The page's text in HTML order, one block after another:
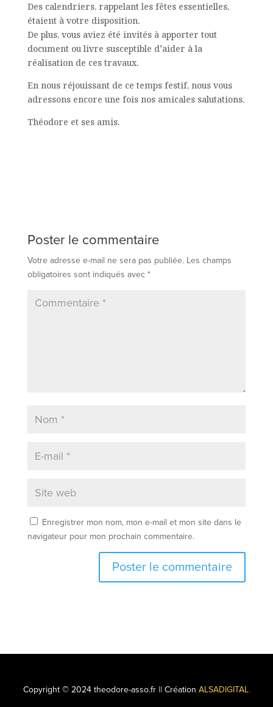
Des calendriers, rappelant les fêtes essentielles,
étaient à votre disposition.
De plus, vous aviez été invités à apporter tout
document ou livre susceptible d’aider à la
réalisation de ces travaux.
En nous réjouissant de ce temps festif, nous vous
adressons encore une fois nos amicales salutations.
Théodore et ses amis.
Poster le commentaire
Votre adresse e-mail ne sera pas publiée. Les champs
obligatoires sont indiqués avec *
Enregistrer mon nom, mon e-mail et mon site dans le
navigateur pour mon prochain commentaire.
t
Copyright © 2024 theodore-asso.fr || Création ALSADIGITAL.